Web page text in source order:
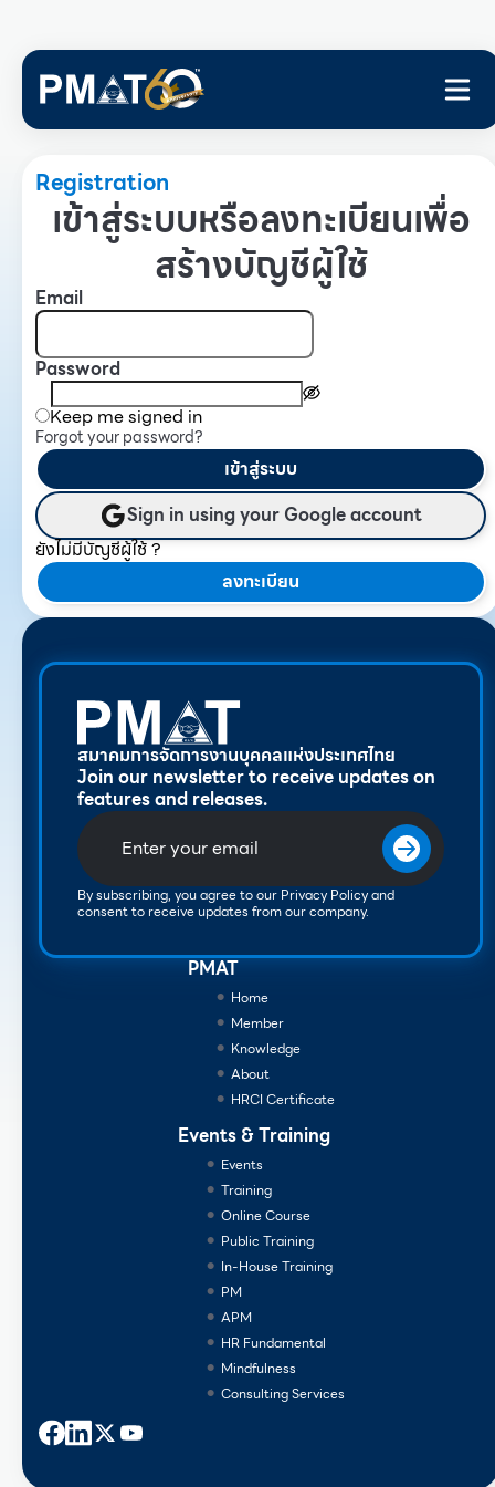
Registration
เข้าสู่ระบบหรือลงทะเบียนเพื่อ
สร้างบัญชีผู้ใช้
Email
Password
Keep me signed in
Forgot your password?
เข้าสู่ระบบ
Sign in using your Google account
ยังไม่มีบัญชีผู้ใช้ ?
ลงทะเบียน
สมาคมการจัดการงานบุคคลแห่งประเทศไทย
Join our newsletter to receive updates on
features and releases.
By subscribing, you agree to our Privacy Policy and
consent to receive updates from our company.
PMAT
Home
Member
Knowledge
About
HRCI Certificate
Events & Training
Events
Training
Online Course
Public Training
In-House Training
PM
APM
HR Fundamental
Mindfulness
Consulting Services